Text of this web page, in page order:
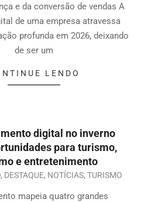
e da conversão de vendas A
de uma empresa atravessa
profunda em 2026, deixando
de ser um
LENDO
digital no inverno
para turismo,
e entretenimento
, DESTAQUE, NOTÍCIAS, TURISMO
mapeia quatro grandes